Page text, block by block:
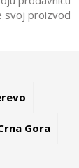
svoj proizvod
Gora